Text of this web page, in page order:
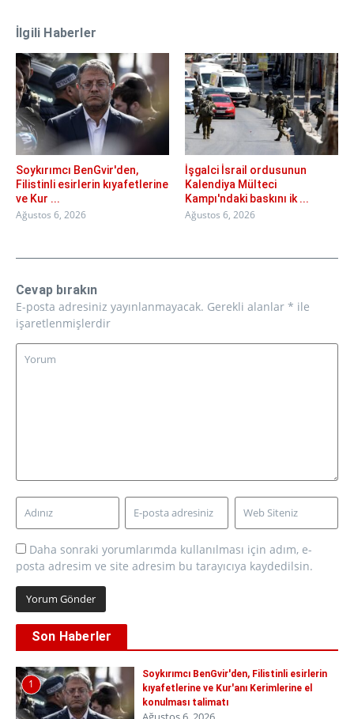
İlgili Haberler
Soykırımcı BenGvir'den,
Filistinli esirlerin kıyafetlerine
ve Kur ...
Ağustos 6, 2026
İşgalci İsrail ordusunun
Kalendiya Mülteci
Kampı'ndaki baskını ik ...
Ağustos 6, 2026
Cevap bırakın
E-posta adresiniz yayınlanmayacak. Gerekli alanlar * ile
işaretlenmişlerdir
Daha sonraki yorumlarımda kullanılması için adım, e-
posta adresim ve site adresim bu tarayıcıya kaydedilsin.
Son Haberler
1
Soykırımcı BenGvir'den, Filistinli esirlerin
kıyafetlerine ve Kur'anı Kerimlerine el
konulması talimatı